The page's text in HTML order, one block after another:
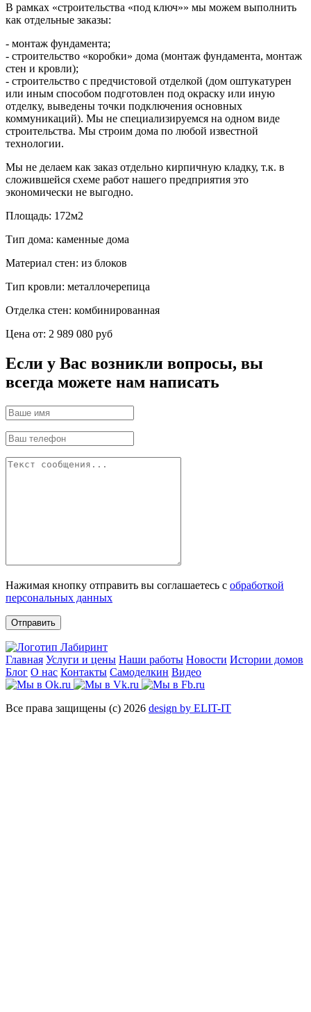
В рамках «строительства «под ключ»» мы можем выполнить
как отдельные заказы:
- монтаж фундамента;
- строительство «коробки» дома (монтаж фундамента, монтаж
стен и кровли);
- строительство с предчистовой отделкой (дом оштукатурен
или иным способом подготовлен под окраску или иную
отделку, выведены точки подключения основных
коммуникаций). Мы не специализируемся на одном виде
строительства. Мы строим дома по любой известной
технологии.
Мы не делаем как заказ отдельно кирпичную кладку, т.к. в
сложившейся схеме работ нашего предприятия это
экономически не выгодно.
Площадь: 172м2
Тип дома: каменные дома
Материал стен: из блоков
Тип кровли: металлочерепица
Отделка стен: комбинированная
Цена от: 2 989 080 руб
Если у Вас возникли вопросы, вы
всегда можете нам написать
Нажимая кнопку отправить вы соглашаетесь с обработкой
персональных данных
Отправить
Главная Услуги и цены Наши работы Новости Истории домов
Блог О нас Контакты Самоделкин Видео
Все права защищены (с) 2026 design by ELIT-IT